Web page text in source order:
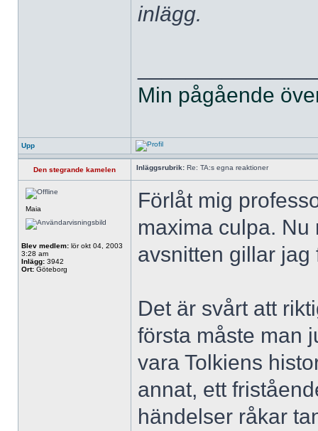
inlägg.
Min pågående
Upp
Den stegrande kamelen Inläggsrubrik: Re: TA:s egna reaktioner
Maia
Blev medlem: lör okt 04, 2003
3:28 am
Inlägg: 3942
Ort: Göteborg
Förlåt mig
maxima culpa.
avsnitten gillar jag
Det är svårt att
första måste man
vara Tolkiens
annat, ett
händelser råkar